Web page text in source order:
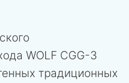
WOLF CGG-3
традиционных